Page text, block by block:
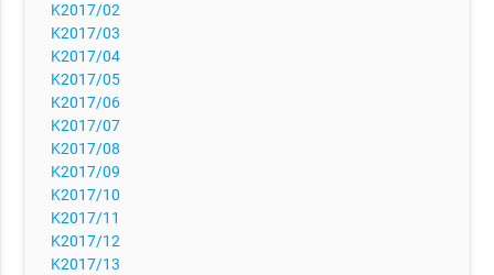
K2017/02
K2017/03
K2017/04
K2017/05
K2017/06
K2017/07
K2017/08
K2017/09
K2017/10
K2017/11
K2017/12
K2017/13